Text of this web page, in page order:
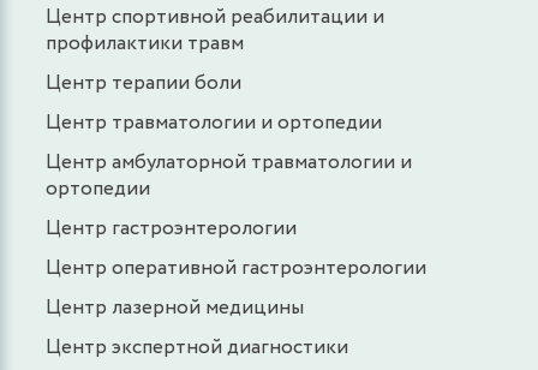
Центр спортивной реабилитации и
профилактики травм
Центр терапии боли
Центр травматологии и ортопедии
Центр амбулаторной травматологии и
ортопедии
Центр гастроэнтерологии
Центр оперативной гастроэнтерологии
Центр лазерной медицины
Центр экспертной диагностики